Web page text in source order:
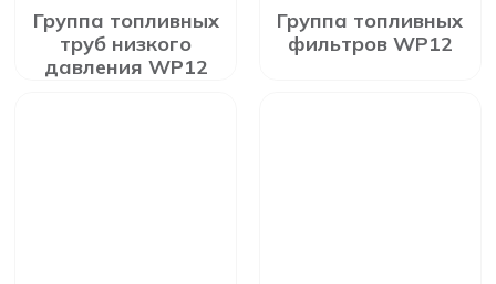
Группа топливных
труб низкого
давления WP12
Группа топливных
фильтров WP12